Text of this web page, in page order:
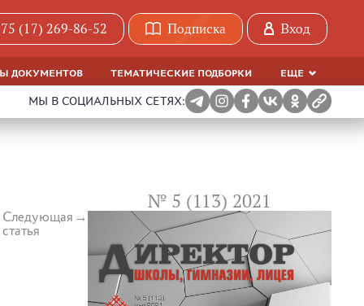
(17) 269-86-52 Подписка Вход
ДОКУМЕНТОВ ТЕМАТИЧЕСКИЕ ПОДБОРКИ ЕЩЕ
МЫ В СОЦИАЛЬНЫХ СЕТЯХ:
Следующая
статья
№ 5 (113) 2021